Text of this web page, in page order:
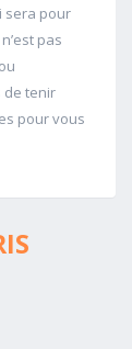
sera pour
pas
de tenir
pour vous